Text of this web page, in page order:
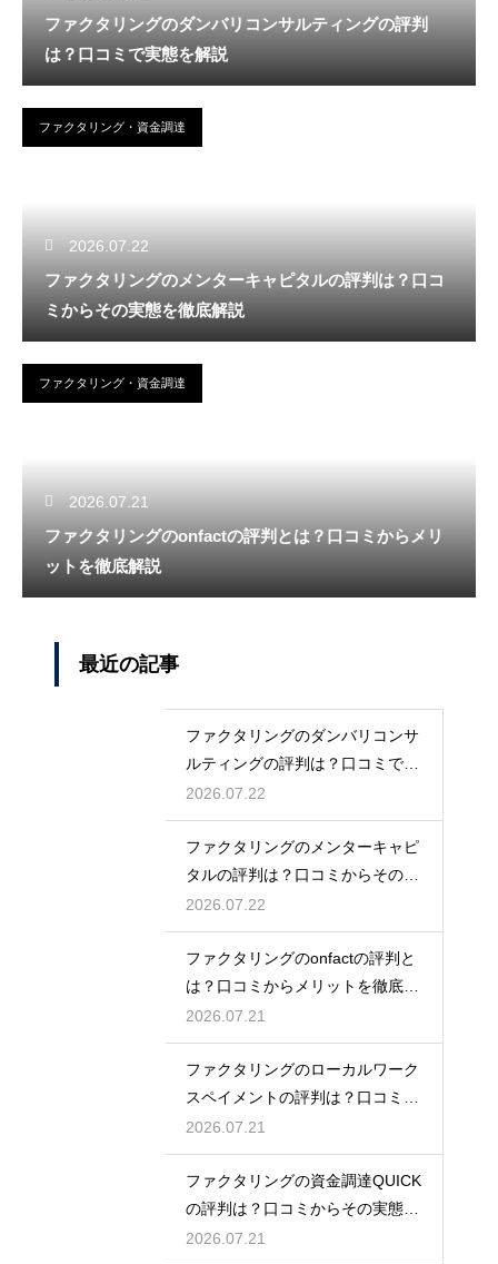
ファクタリングのダンバリコンサルティングの評判
は？口コミで実態を解説
ファクタリング・資金調達
2026.07.22
ファクタリングのメンターキャピタルの評判は？口コ
ミからその実態を徹底解説
ファクタリング・資金調達
2026.07.21
ファクタリングのonfactの評判とは？口コミからメリ
ットを徹底解説
最近の記事
ファクタリングのダンバリコンサ
ルティングの評判は？口コミで実
態を解説
2026.07.22
ファクタリングのメンターキャピ
タルの評判は？口コミからその実
態を徹底解説
2026.07.22
ファクタリングのonfactの評判と
は？口コミからメリットを徹底解
説
2026.07.21
ファクタリングのローカルワーク
スペイメントの評判は？口コミで
実態を解説
2026.07.21
ファクタリングの資金調達QUICK
の評判は？口コミからその実態を
徹底解説
2026.07.21